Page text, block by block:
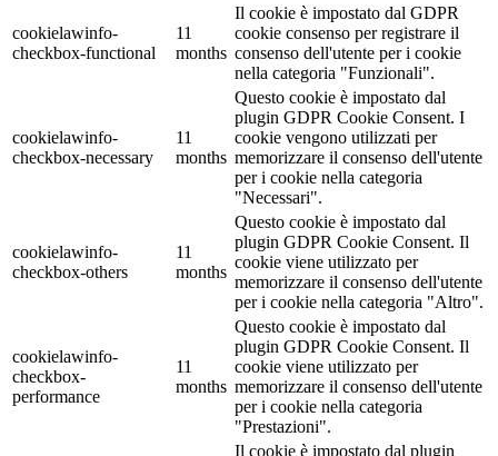
cookielawinfo-
checkbox-functional
11
months
Il cookie è impostato dal GDPR
cookie consenso per registrare il
consenso dell'utente per i cookie
nella categoria "Funzionali".
cookielawinfo-
checkbox-necessary
11
months
Questo cookie è impostato dal
plugin GDPR Cookie Consent. I
cookie vengono utilizzati per
memorizzare il consenso dell'utente
per i cookie nella categoria
"Necessari".
cookielawinfo-
checkbox-others
11
months
Questo cookie è impostato dal
plugin GDPR Cookie Consent. Il
cookie viene utilizzato per
memorizzare il consenso dell'utente
per i cookie nella categoria "Altro".
cookielawinfo-
checkbox-
performance
11
months
Questo cookie è impostato dal
plugin GDPR Cookie Consent. Il
cookie viene utilizzato per
memorizzare il consenso dell'utente
per i cookie nella categoria
"Prestazioni".
Il cookie è impostato dal plugin